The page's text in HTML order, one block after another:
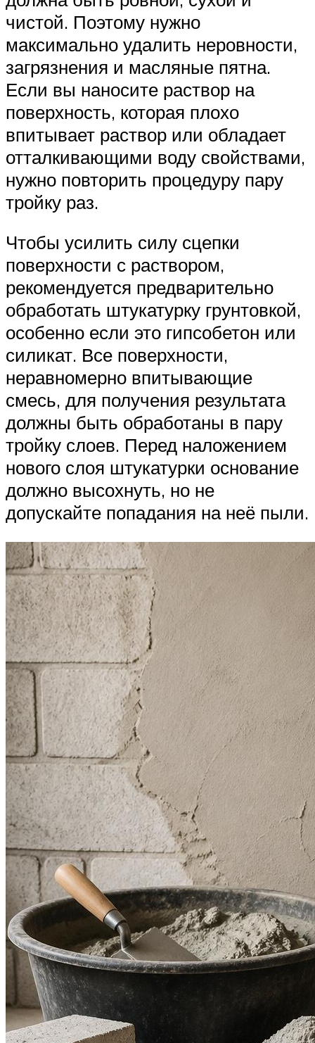
чистой. Поэтому нужно
максимально удалить неровности,
загрязнения и масляные пятна.
Если вы наносите раствор на
поверхность, которая плохо
впитывает раствор или обладает
отталкивающими воду свойствами,
нужно повторить процедуру пару
тройку раз.
Чтобы усилить силу сцепки
поверхности с раствором,
рекомендуется предварительно
обработать штукатурку грунтовкой,
особенно если это гипсобетон или
силикат. Все поверхности,
неравномерно впитывающие
смесь, для получения результата
должны быть обработаны в пару
тройку слоев. Перед наложением
нового слоя штукатурки основание
должно высохнуть, но не
допускайте попадания на неё пыли.